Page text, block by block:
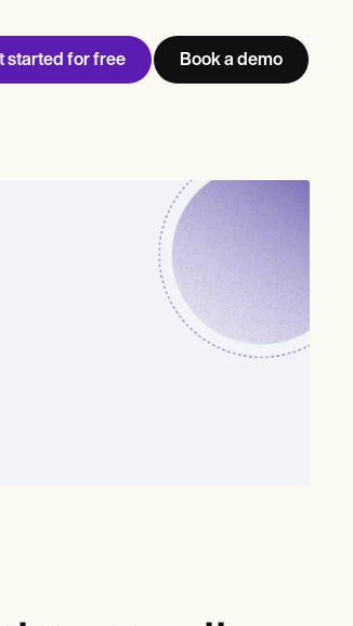
started for free Book a demo